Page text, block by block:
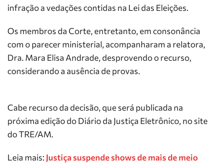
infração a vedações contidas na Lei das Eleições.
Os membros da Corte, entretanto, em consonância
com o parecer ministerial, acompanharam a relatora,
Dra. Mara Elisa Andrade, desprovendo o recurso,
considerando a ausência de provas.
Cabe recurso da decisão, que será publicada na
próxima edição do Diário da Justiça Eletrônico, no site
do TRE/AM.
Leia mais: Justiça suspende shows de mais de meio